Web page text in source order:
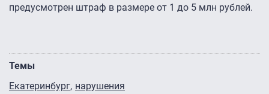
предусмотрен штраф в размере от 1 до 5 млн рублей.
Темы
Екатеринбург нарушения